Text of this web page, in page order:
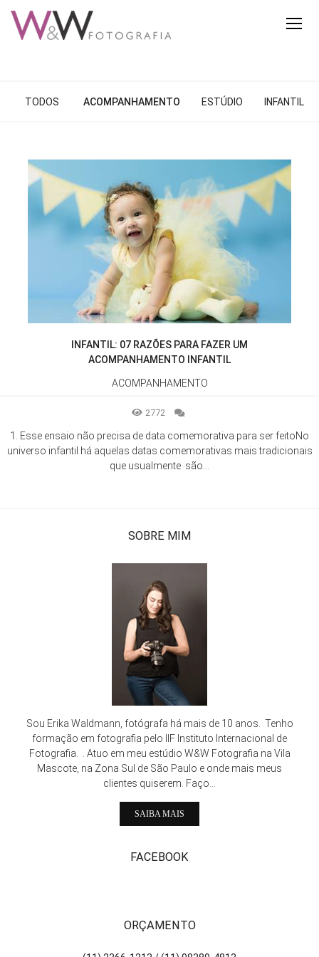
TODOS ACOMPANHAMENTO ESTÚDIO INFANTIL
INFANTIL: 07 RAZÕES PARA FAZER UM
ACOMPANHAMENTO INFANTIL
ACOMPANHAMENTO
2772
1. Esse ensaio não precisa de data comemorativa para ser feitoNo
universo infantil há aquelas datas comemorativas mais tradicionais
que usualmente são...
SOBRE MIM
Sou Erika Waldmann, fotógrafa há mais de 10 anos. Tenho
formação em fotografia pelo IIF Instituto Internacional de
Fotografia. . Atuo em meu estúdio W&W Fotografia na Vila
Mascote, na Zona Sul de São Paulo e onde mais meus
clientes quiserem. Faço...
SAIBA MAIS
FACEBOOK
ORÇAMENTO